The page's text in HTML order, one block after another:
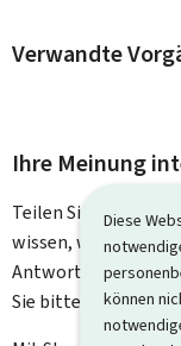
Diese
können
Verwandte
Ihre Meinung
Teilen Sie uns Ihre
wissen, was wir
Antwort auf Ihr
Sie bitte das